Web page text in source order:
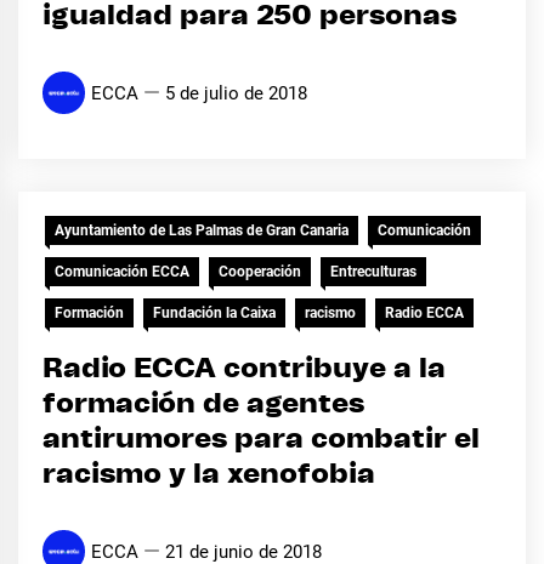
igualdad para 250 personas
ECCA 5 de julio de 2018
Ayuntamiento de Las Palmas de Gran Canaria Comunicación
Comunicación ECCA Cooperación Entreculturas
Formación Fundación la Caixa racismo Radio ECCA
Radio ECCA contribuye a la
formación de agentes
antirumores para combatir el
racismo y la xenofobia
ECCA 21 de junio de 2018